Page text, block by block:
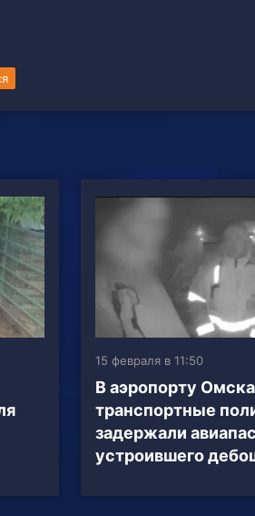
15 февраля в 11:50
В аэропорту Омска
транспортные
задержали
устроившего